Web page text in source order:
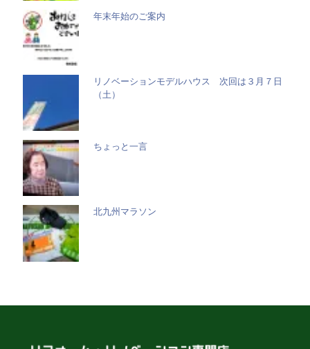
年末年始のご案内
リノベーションモデルハウス 次回は３月７日
（土）
ちょっと一言
北九州マラソン